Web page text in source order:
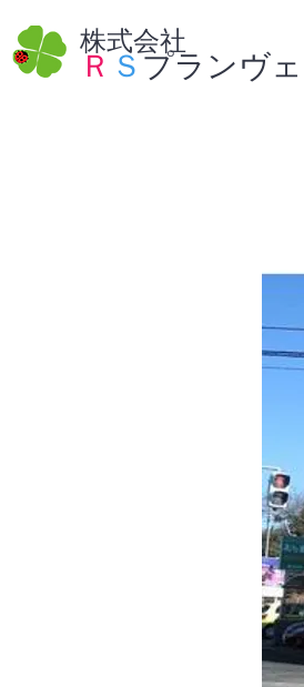
株式会社
Ｒ Ｓ プランヴ